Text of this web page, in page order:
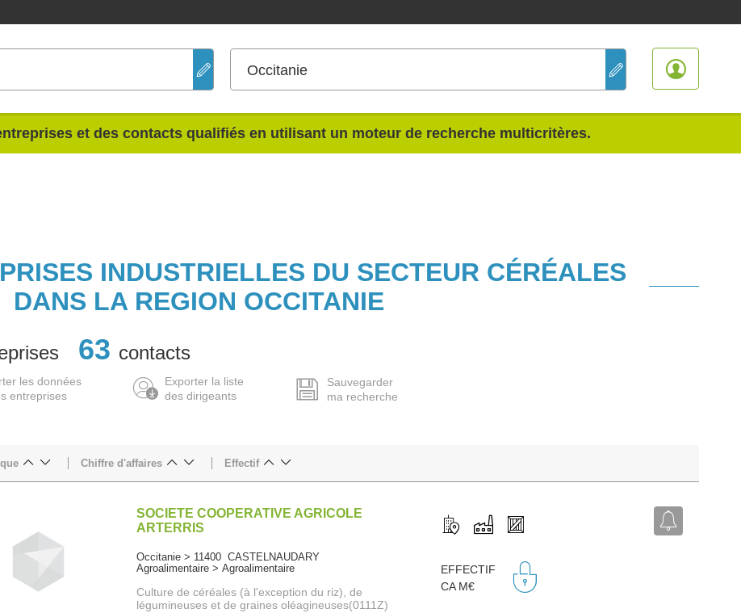
Occitanie
et des contacts qualifiés en utilisant un moteur de recherche multicritères.
INDUSTRIELLES DU SECTEUR CÉRÉALES
DANS LA REGION OCCITANIE
63 contacts
les données
entreprises
Exporter la liste
des dirigeants
Sauvegarder
ma recherche
Chiffre d'affaires Effectif
SOCIETE COOPERATIVE AGRICOLE
ARTERRIS
Occitanie > 11400 CASTELNAUDARY
Agroalimentaire > Agroalimentaire
Culture de céréales (à l'exception du riz), de
légumineuses et de graines oléagineuses(0111Z)
EFFECTIF
CA M€